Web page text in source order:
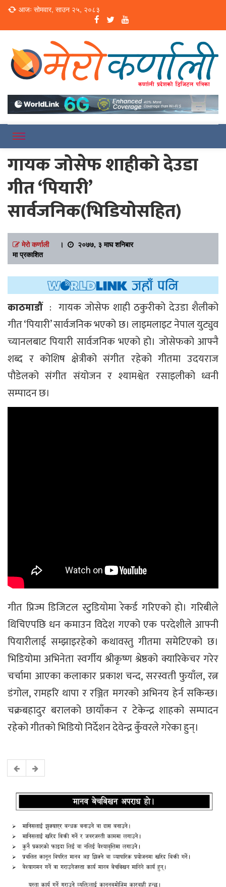
Loading...
आजः सोमवार, साउन २५, २०८३
Merokarnali
गायक जोसेफ शाहीको देउडा
गीत ‘पियारी’
सार्वजनिक(भिडियोसहित)
मेरो कर्णाली।
२०७७, ३ माघ शनिबार
मा प्रकाशित
काठमाडौं: गायक जोसेफ शाही ठकुरीको देउडा शैलीको
गीत ‘पियारी’ सार्वजनिक भएको छ। लाइमलाइट नेपाल युट्युव
च्यानलबाट पियारी सार्वजनिक भएको हो। जोसेफको आफ्नै
शब्द र कोशिष क्षेत्रीको संगीत रहेको गीतमा उदयराज
पौडेलको संगीत संयोजन र श्यामश्वेत रसाइलीको ध्वनी
सम्पादन छ।
गीत प्रिज्म डिजिटल स्टुडियोमा रेकर्ड गरिएको हो। गरिबीले
थिचिएपछि धन कमाउन विदेश गएको एक परदेशीले आफ्नी
पियारीलाई सम्झाइरहेको कथावस्तु गीतमा समेटिएको छ।
भिडियोमा अभिनेता स्वर्गीय श्रीकृष्ण श्रेष्ठको क्यारिकेचर गरेर
चर्चामा आएका कलाकार प्रकाश चन्द, सरस्वती फुयाँल, रत्न
डंगोल, रामहरि थापा र रञ्जित मगरको अभिनय हेर्न सकिन्छ।
चक्रबहादुर बरालको छायाँकन र टेकेन्द्र शाहको सम्पादन
रहेको गीतको भिडियो निर्देशन देवेन्द्र कुँवरले गरेका हुन्।